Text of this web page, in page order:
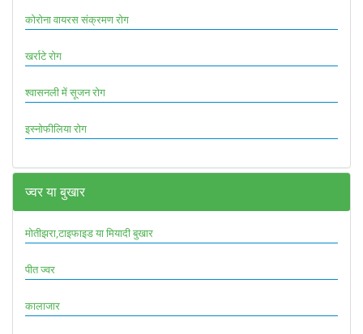
कोरोना वायरस संक्रमण रोग
खर्राटे रोग
श्वासनली में सूजन रोग
इस्नोफीलिया रोग
ज्वर या बुखार
मोतीझरा,टाइफाइड या मियादी बुखार
पीत ज्वर
कालाजार